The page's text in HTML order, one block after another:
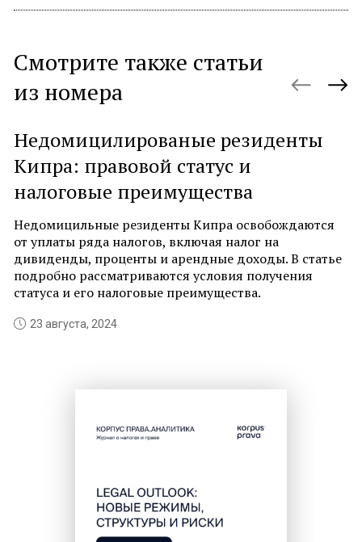
Смотрите также статьи
из номера
Недомицилированые резиденты
Кипра: правовой статус и
налоговые преимущества
Недомицильные резиденты Кипра освобождаются
от уплаты ряда налогов, включая налог на
дивиденды, проценты и арендные доходы. В статье
подробно рассматриваются условия получения
статуса и его налоговые преимущества.
23 августа, 2024